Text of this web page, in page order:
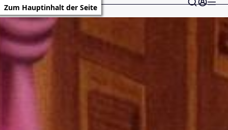
Zum Hauptinhalt der Seite